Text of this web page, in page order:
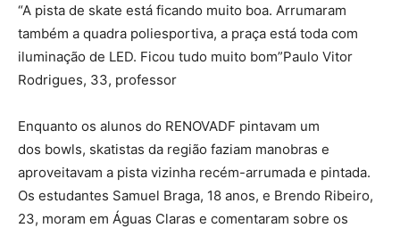
“A pista de skate está ficando muito boa. Arrumaram
também a quadra poliesportiva, a praça está toda com
iluminação de LED. Ficou tudo muito bom”Paulo Vitor
Rodrigues, 33, professor
Enquanto os alunos do RENOVADF pintavam um
dos bowls, skatistas da região faziam manobras e
aproveitavam a pista vizinha recém-arrumada e pintada.
Os estudantes Samuel Braga, 18 anos, e Brendo Ribeiro,
23, moram em Águas Claras e comentaram sobre os